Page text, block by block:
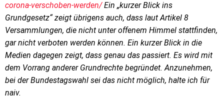
corona-verschoben-werden/Ein „kurzer Blick ins
Grundgesetz“ zeigt übrigens auch, dass laut Artikel 8
Versammlungen, die nicht unter offenem Himmel stattfinden,
gar nicht verboten werden können. Ein kurzer Blick in die
Medien dagegen zeigt, dass genau das passiert. Es wird mit
dem Vorrang anderer Grundrechte begründet. Anzunehmen,
bei der Bundestagswahl sei das nicht möglich, halte ich für
naiv.